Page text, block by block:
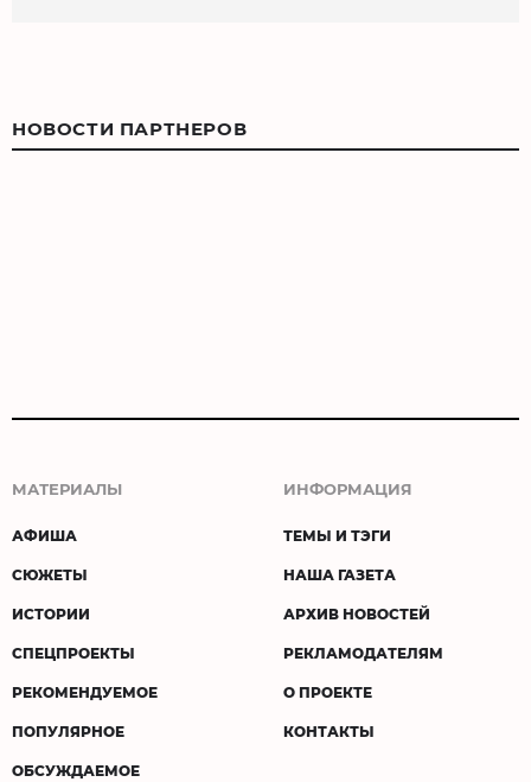
НОВОСТИ ПАРТНЕРОВ
МАТЕРИАЛЫ
АФИША
СЮЖЕТЫ
ИСТОРИИ
СПЕЦПРОЕКТЫ
РЕКОМЕНДУЕМОЕ
ПОПУЛЯРНОЕ
ОБСУЖДАЕМОЕ
ИНФОРМАЦИЯ
ТЕМЫ И ТЭГИ
НАША ГАЗЕТА
АРХИВ НОВОСТЕЙ
РЕКЛАМОДАТЕЛЯМ
О ПРОЕКТЕ
КОНТАКТЫ